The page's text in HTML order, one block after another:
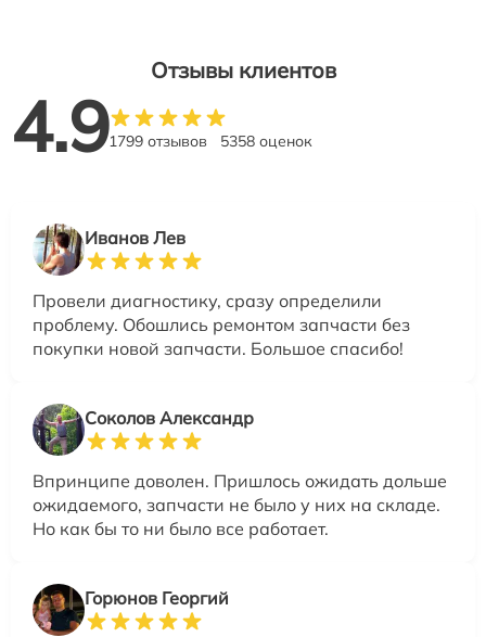
Отзывы клиентов
4.91799 отзывов 5358 оценок
Иванов Лев
Провели диагностику, сразу определили
проблему. Обошлись ремонтом запчасти без
покупки новой запчасти. Большое спасибо!
Соколов Александр
Впринципе доволен. Пришлось ожидать дольше
ожидаемого, запчасти не было у них на складе.
Но как бы то ни было все работает.
Горюнов Георгий